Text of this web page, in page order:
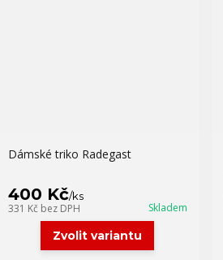
Dámské triko Radegast
400 Kč/ks
331 Kč bez DPH Skladem
Zvolit variantu